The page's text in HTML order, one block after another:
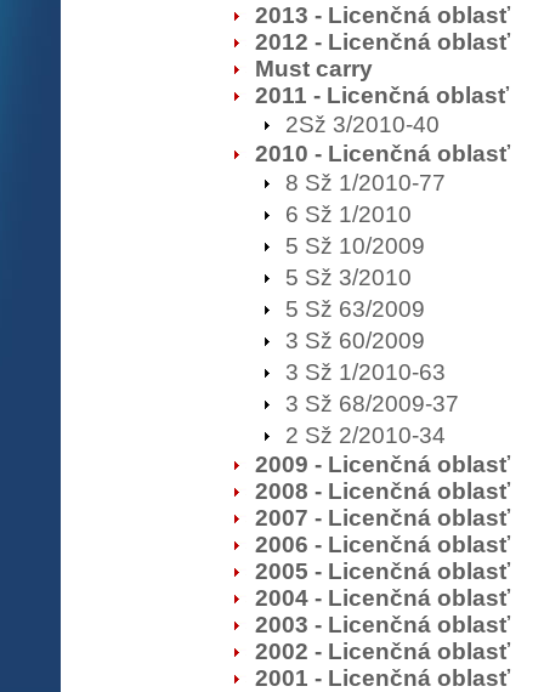
2013 - Licenčná oblasť
2012 - Licenčná oblasť
Must carry
2011 - Licenčná oblasť
2Sž 3/2010-40
2010 - Licenčná oblasť
8 Sž 1/2010-77
6 Sž 1/2010
5 Sž 10/2009
5 Sž 3/2010
5 Sž 63/2009
3 Sž 60/2009
3 Sž 1/2010-63
3 Sž 68/2009-37
2 Sž 2/2010-34
2009 - Licenčná oblasť
2008 - Licenčná oblasť
2007 - Licenčná oblasť
2006 - Licenčná oblasť
2005 - Licenčná oblasť
2004 - Licenčná oblasť
2003 - Licenčná oblasť
2002 - Licenčná oblasť
2001 - Licenčná oblasť